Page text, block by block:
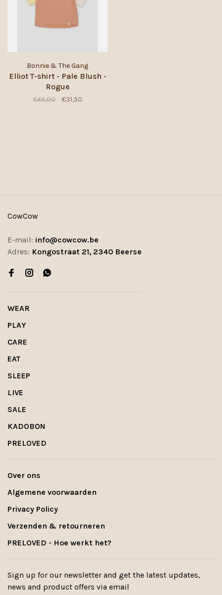
Bonnie & The Gang
Elliot T-shirt - Pale Blush -
Rogue
€45,00 €31,50
CowCow
E-mail: info@cowcow.be
Adres: Kongostraat 21, 2340 Beerse
WEAR
PLAY
CARE
EAT
SLEEP
LIVE
SALE
KADOBON
PRELOVED
Over ons
Algemene voorwaarden
Privacy Policy
Verzenden & retourneren
PRELOVED - Hoe werkt het?
Sign up for our newsletter and get the latest updates,
news and product offers via email